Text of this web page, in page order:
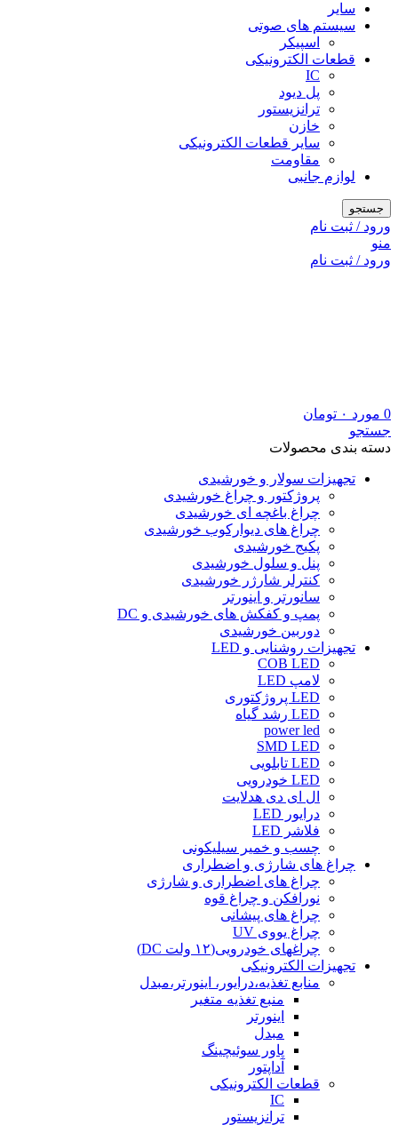
سایر
سیستم های صوتی
اسپیکر
قطعات الکترونیکی
IC
پل دیود
ترانزیستور
خازن
سایر قطعات الکترونیکی
مقاومت
لوازم جانبی
جستجو
ورود / ثبت نام
منو
ورود / ثبت نام
0 مورد ۰ تومان
جستجو
دسته بندی محصولات
تجهیزات سولار و خورشیدی
پروژکتور و چراغ خورشیدی
چراغ باغچه ای خورشیدی
چراغ های دیوارکوب خورشیدی
پکیج خورشیدی
پنل و سلول خورشیدی
کنترلر شارژر خورشیدی
سانورتر و اینورتر
پمپ و کفکش های خورشیدی و DC
دوربین خورشیدی
تجهیزات روشنایی و LED
COB LED
لامپ LED
LED پروژکتوری
LED رشد گیاه
power led
SMD LED
LED تابلویی
LED خودرویی
ال ای دی هدلایت
درایور LED
فلاشر LED
چسب و خمیر سیلیکونی
چراغ های شارژی و اضطراری
چراغ های اضطراری و شارژی
نورافکن و چراغ قوه
چراغ های پیشانی
چراغ یووی UV
چراغهای خودرویی(۱۲ ولت DC)
تجهیزات الکترونیکی
منابع تغذیه،درایور، اینورتر،مبدل
منبع تغذیه متغیر
اینورتر
مبدل
پاور سوئیچینگ
آداپتور
قطعات الکترونیکی
IC
ترانزیستور